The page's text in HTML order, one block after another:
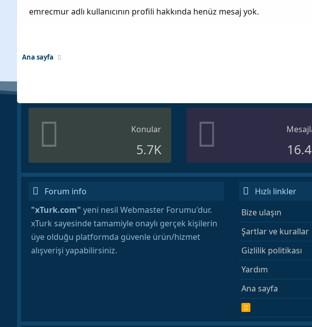
emrecmur adlı kullanıcının profili hakkında henüz mesaj yok.
Ana sayfa
Konular
5.7K
Forum info
"xTurk.com" yeni nesil Webmaster Forumu'dur.
xTurk sayesinde tamamiyle onaylı gerçek kişilerin
üye olduğu platformda güvenle ürün/hizmet
alışverişi yapabilirsiniz.
Hızlı linkler
Bize ulaşın
Şartlar ve kurallar
Gizlilik politikası
Yardım
Ana sayfa
R
S
S